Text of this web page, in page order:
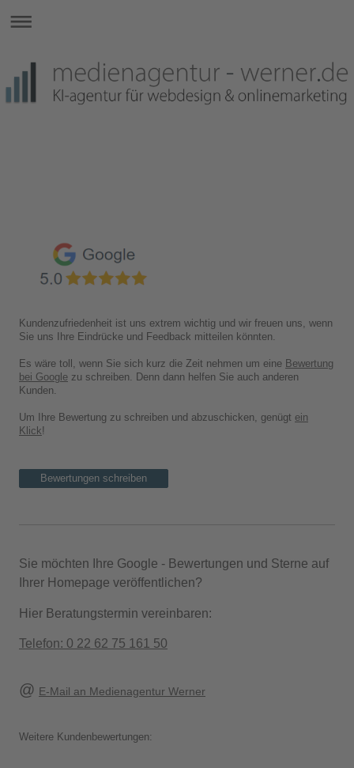
Kundenzufriedenheit ist uns extrem wichtig und wir freuen uns, wenn
Sie uns Ihre Eindrücke und Feedback mitteilen könnten.
Es wäre toll, wenn Sie sich kurz die Zeit nehmen um eine Bewertung
bei Google zu schreiben. Denn dann helfen Sie auch anderen
Kunden.
Um Ihre Bewertung zu schreiben und abzuschicken, genügt ein
Klick!
Bewertungen schreiben
Sie möchten Ihre Google - Bewertungen und Sterne auf
Ihrer Homepage veröffentlichen?
Hier Beratungstermin vereinbaren:
Telefon: 0 22 62 75 161 50
@ E-Mail an Medienagentur Werner
Weitere Kundenbewertungen: